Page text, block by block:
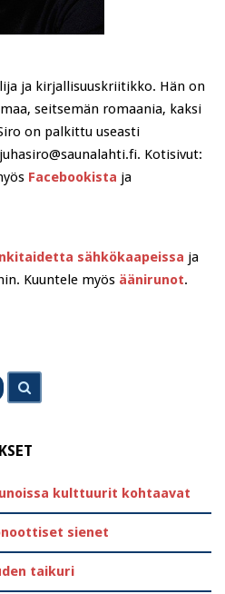
ja kirjallisuuskriitikko. Hän on
seitsemän romaania, kaksi
on palkittu useasti
Kotisivut:
Facebookista ja
sähkökaapeissa ja
Kuuntele myös äänirunot.
kulttuurit kohtaavat
sienet
taikuri